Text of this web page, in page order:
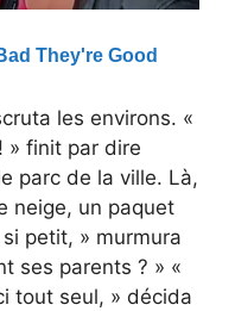
les environs. «
» finit par dire
parc de la ville. Là,
neige, un paquet
petit, » murmura
ses parents ? » «
tout seul, » décida